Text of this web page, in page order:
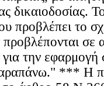
δικαιοδοσίας.
προβλέπει το
σε
την εφαρμογή
*** Η